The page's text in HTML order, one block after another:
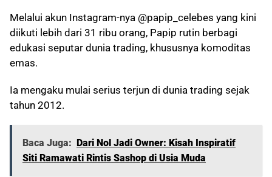
Melalui akun Instagram-nya @papip_celebes yang kini
diikuti lebih dari 31 ribu orang, Papip rutin berbagi
edukasi seputar dunia trading, khususnya komoditas
emas.
Ia mengaku mulai serius terjun di dunia trading sejak
tahun 2012.
Baca Juga: Dari Nol Jadi Owner: Kisah Inspiratif
Siti Ramawati Rintis Sashop di Usia Muda